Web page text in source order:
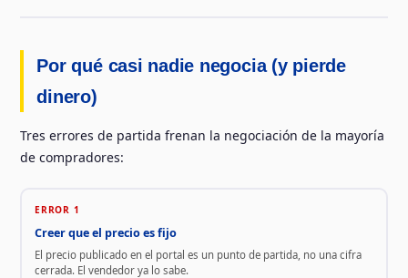
Por qué casi nadie negocia (y pierde
dinero)
Tres errores de partida frenan la negociación de la mayoría
de compradores:
ERROR 1
Creer que el precio es fijo
El precio publicado en el portal es un punto de partida, no una cifra
cerrada. El vendedor ya lo sabe.